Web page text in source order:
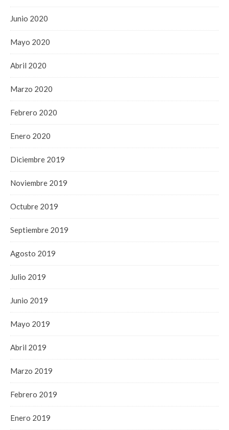
Junio 2020
Mayo 2020
Abril 2020
Marzo 2020
Febrero 2020
Enero 2020
Diciembre 2019
Noviembre 2019
Octubre 2019
Septiembre 2019
Agosto 2019
Julio 2019
Junio 2019
Mayo 2019
Abril 2019
Marzo 2019
Febrero 2019
Enero 2019